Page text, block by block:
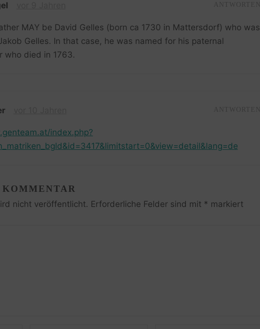
MAY be David Gelles (born ca 1730 in Mattersdorf) who was
Gelles. In that case, he was named for his paternal
who died in 1763.
index.php?
nicht veröffentlicht. Erforderliche Felder sind mit * markiert